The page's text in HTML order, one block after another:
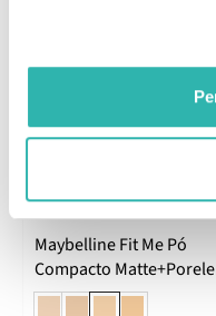
Produtos
Presente Últimas Unidades
Maybelline Fit Me Pó
Compacto
115 9g